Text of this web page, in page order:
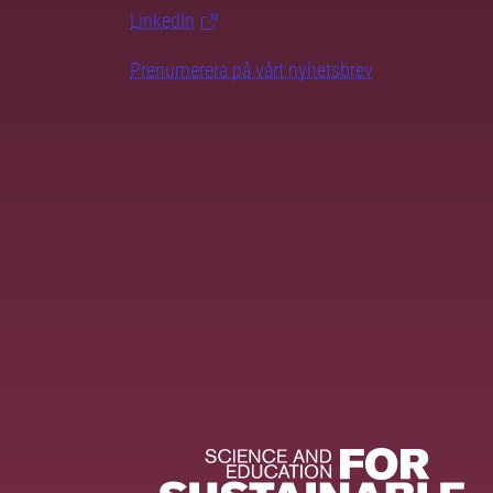
LinkedIn
Prenumerera på vårt nyhetsbrev